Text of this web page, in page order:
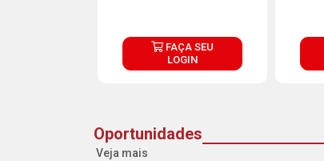
FAÇA SEU
LOGIN
Oportunidades
Veja mais